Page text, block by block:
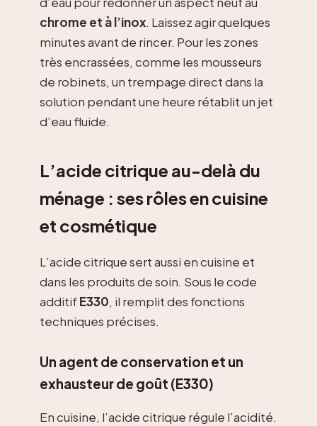
chrome et à l’inox. Laissez agir quelques
minutes avant de rincer. Pour les zones
très encrassées, comme les mousseurs
de robinets, un trempage direct dans la
solution pendant une heure rétablit un jet
d’eau fluide.
L’acide citrique au-delà du
ménage : ses rôles en cuisine
et cosmétique
L’acide citrique sert aussi en cuisine et
dans les produits de soin. Sous le code
additifE330, il remplit des fonctions
techniques précises.
Un agent de conservation et un
exhausteur de goût (E330)
En cuisine, l’acide citrique régule l’acidité.